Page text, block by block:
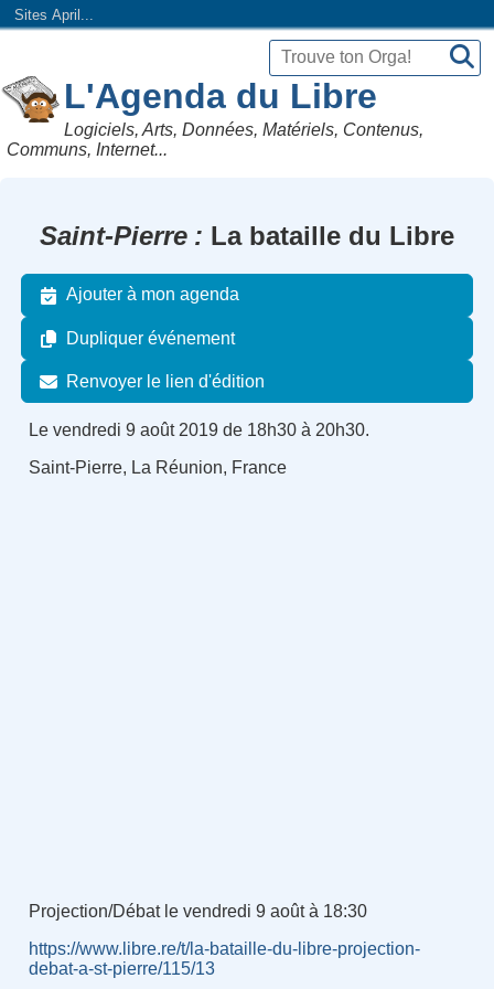
Sites April...
L'Agenda du Libre
Logiciels, Arts, Données, Matériels, Contenus,
Communs, Internet...
Saint-Pierre La bataille du Libre
Ajouter à mon agenda
Dupliquer événement
Renvoyer le lien d'édition
Le vendredi 9 août 2019 de 18h30 à 20h30.
Saint-Pierre, La Réunion, France
Projection/Débat le vendredi 9 août à 18:30
https://www.libre.re/t/la-bataille-du-libre-projection-
debat-a-st-pierre/115/13